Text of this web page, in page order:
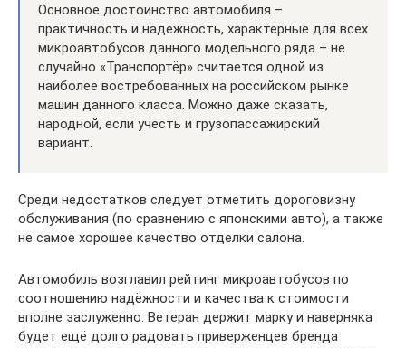
Основное достоинство автомобиля –
практичность и надёжность, характерные для всех
микроавтобусов данного модельного ряда – не
случайно «Транспортёр» считается одной из
наиболее востребованных на российском рынке
машин данного класса. Можно даже сказать,
народной, если учесть и грузопассажирский
вариант.
Среди недостатков следует отметить дороговизну
обслуживания (по сравнению с японскими авто), а также
не самое хорошее качество отделки салона.
Автомобиль возглавил рейтинг микроавтобусов по
соотношению надёжности и качества к стоимости
вполне заслуженно. Ветеран держит марку и наверняка
будет ещё долго радовать приверженцев бренда